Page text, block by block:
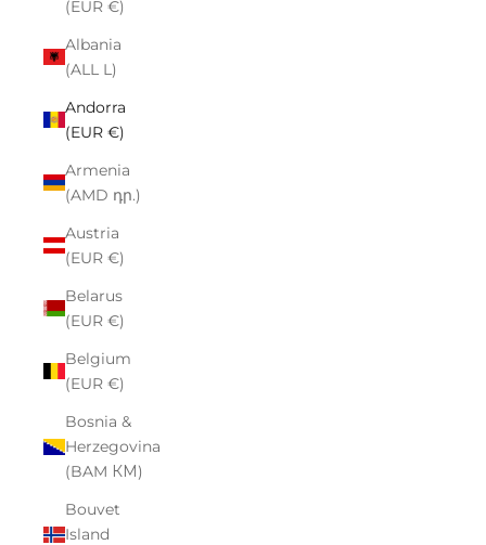
(EUR €)
Albania
(ALL L)
Andorra
(EUR €)
Armenia
(AMD դր.)
Austria
(EUR €)
Belarus
(EUR €)
Belgium
(EUR €)
Bosnia &
Herzegovina
(BAM КМ)
Bouvet
Island